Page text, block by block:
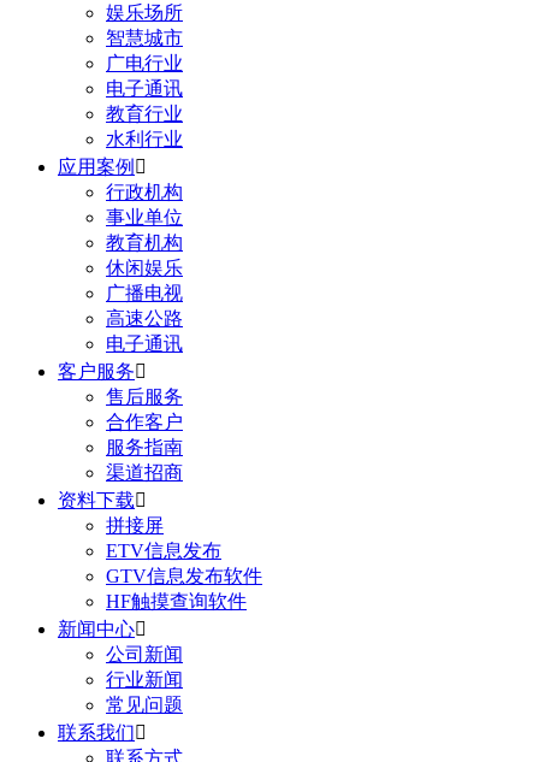
娱乐场所
智慧城市
广电行业
电子通讯
教育行业
水利行业
应用案例 
行政机构
事业单位
教育机构
休闲娱乐
广播电视
高速公路
电子通讯
客户服务
售后服务
合作客户
服务指南
渠道招商
资料下载
拼接屏
ETV信息发布
GTV信息发布软件
HF触摸查询软件
新闻中心
公司新闻
行业新闻
常见问题
联系我们